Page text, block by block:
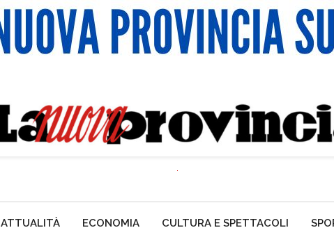
ATTUALITÀ ECONOMIA CULTURA E SPETTACOLI